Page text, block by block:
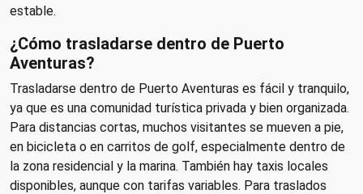
estable.
¿Cómo trasladarse dentro de Puerto
Aventuras?
Trasladarse dentro de Puerto Aventuras es fácil y tranquilo,
ya que es una comunidad turística privada y bien organizada.
Para distancias cortas, muchos visitantes se mueven a pie,
en bicicleta o en carritos de golf, especialmente dentro de
la zona residencial y la marina. También hay taxis locales
disponibles, aunque con tarifas variables. Para traslados